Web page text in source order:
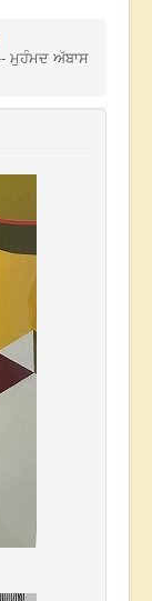
ਮੁਹੰਮਦ ਅੱਬਾਸ